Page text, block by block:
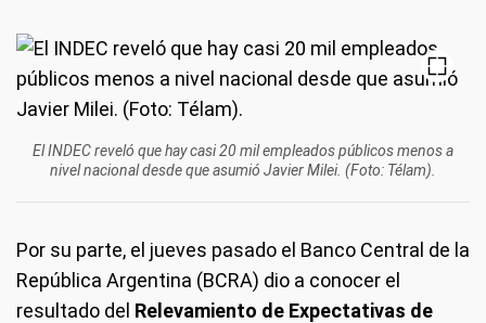
El INDEC reveló que hay casi 20 mil empleados públicos menos a
nivel nacional desde que asumió Javier Milei. (Foto: Télam).
Por su parte, el jueves pasado el Banco Central de la
República Argentina (BCRA) dio a conocer el
resultado del Relevamiento de Expectativas de